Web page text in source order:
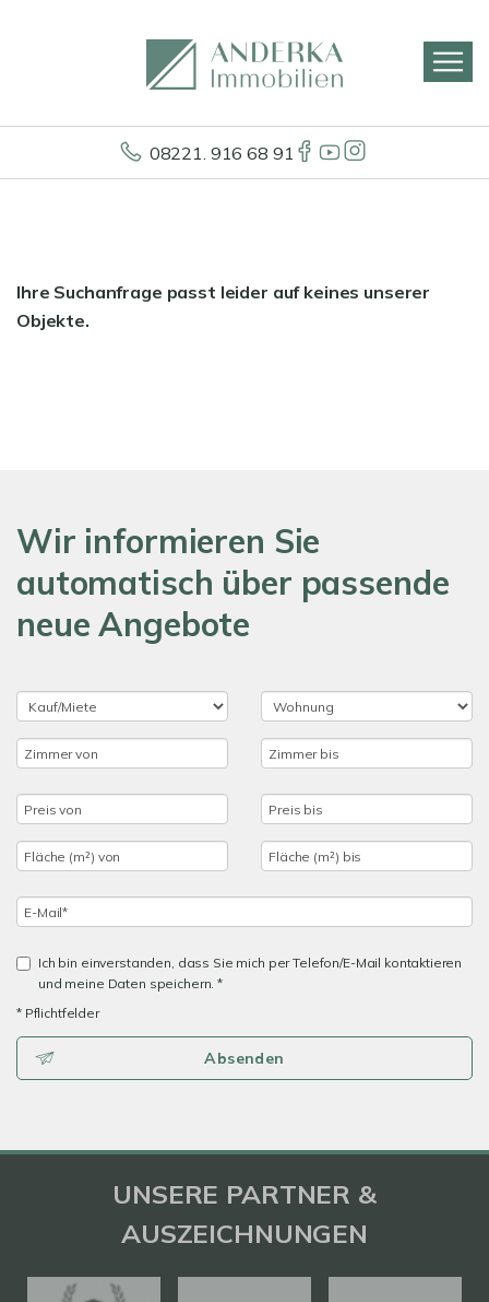
08221. 916 68 91
Ihre Suchanfrage passt leider auf keines unserer
Objekte.
Wir informieren Sie
automatisch über passende
neue Angebote
Ich bin einverstanden, dass Sie mich per Telefon/E-Mail kontaktieren
und meine Daten speichern. *
* Pflichtfelder
Absenden
UNSERE PARTNER &
AUSZEICHNUNGEN